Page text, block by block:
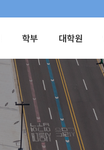
학부 대학원